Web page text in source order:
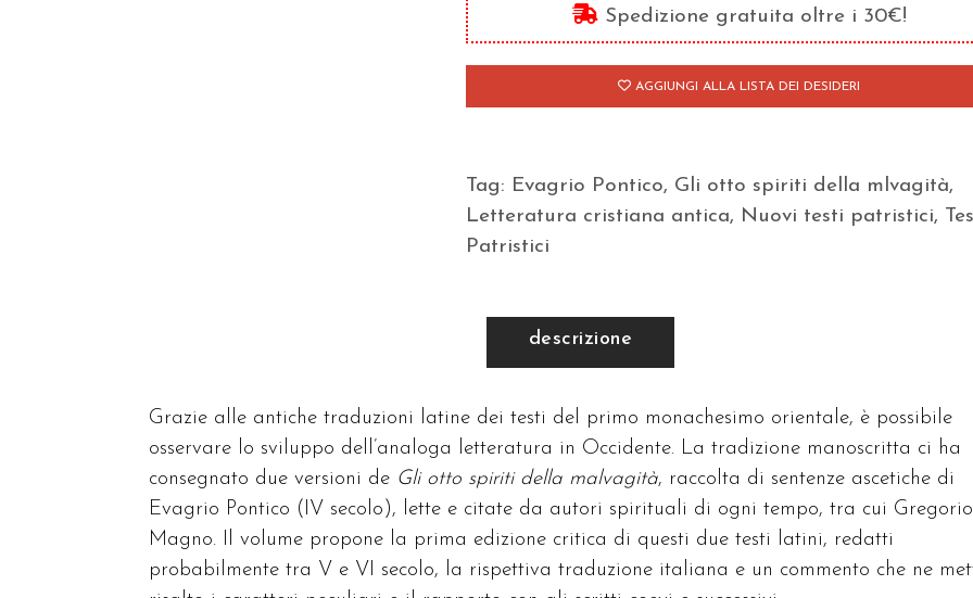
spiriti
della
malvagità
Spedizione gratuita oltre i 30€!
AGGIUNGI ALLA LISTA DEI DESIDERI
Tag: Evagrio Pontico, Gli otto spiriti della mlvagità,
Letteratura cristiana antica, Nuovi testi patristici,
Patristici
descrizione
Grazie alle antiche traduzioni latine dei testi del primo monachesimo orientale, è possibile
osservare lo sviluppo dell’analoga letteratura in Occidente. La tradizione manoscritta ci ha
consegnato due versioni de Gli otto spiriti della malvagità, raccolta di sentenze ascetiche di
Evagrio Pontico (IV secolo), lette e citate da autori spirituali di ogni tempo, tra cui Gregorio
Magno. I l volume propone la prima edizione critica di questi due testi latini, redatti
probabilmente tra V e VI secolo, la rispettiva traduzione italiana e un commento che ne